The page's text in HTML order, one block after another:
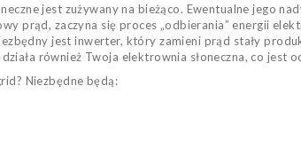
jest zużywany na bieżąco. Ewentualne jego
prąd, zaczyna się proces „odbierania” energii
jest inwerter, który zamieni prąd stały
również Twoja elektrownia słoneczna, co jest
Niezbędne będą: